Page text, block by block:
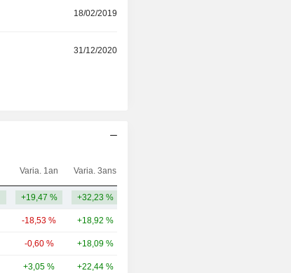
18/02/2019
31/12/2020
Varia. 1an Varia. 3ans
+19,47 % +32,23 %
-18,53 % +18,92 %
-0,60 % +18,09 %
+3,05 % +22,44 %